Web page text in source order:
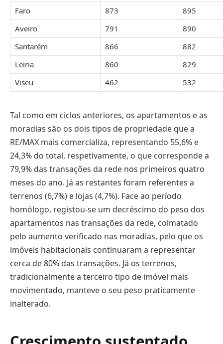
Faro
873
895
Aveiro
791
890
Santarém
866
882
Leiria
860
829
Viseu
462 532
Tal como em ciclos anteriores, os apartamentos e as
moradias são os dois tipos de propriedade que a
RE/MAX mais comercializa, representando 55,6% e
24,3% do total, respetivamente, o que corresponde a
79,9% das transações da rede nos primeiros quatro
meses do ano. Já as restantes foram referentes a
terrenos (6,7%) e lojas (4,7%). Face ao período
homólogo, registou-se um decréscimo do peso dos
apartamentos nas transações da rede, colmatado
pelo aumento verificado nas moradias, pelo que os
imóveis habitacionais continuaram a representar
cerca de 80% das transações. Já os terrenos,
tradicionalmente a terceiro tipo de imóvel mais
movimentado, manteve o seu peso praticamente
inalterado.